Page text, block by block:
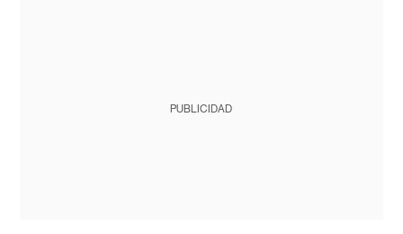
PUBLICIDAD